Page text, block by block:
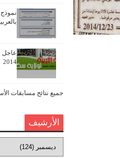
عاجل
2014
جميع نتائج مسابقات الأساتذة
الأرشيف